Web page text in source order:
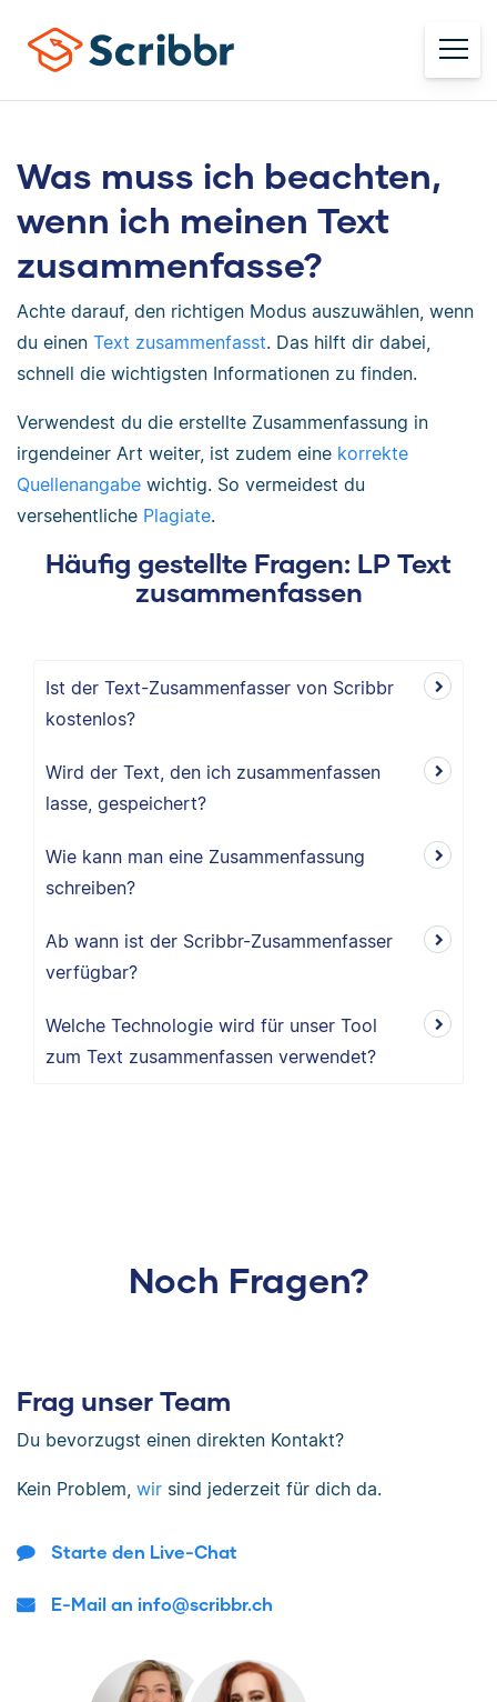
Was muss ich beachten,
wenn ich meinen Text
zusammenfasse?
Achte darauf, den richtigen Modus auszuwählen, wenn
du einen Text zusammenfasst. Das hilft dir dabei,
schnell die wichtigsten Informationen zu finden.
Verwendest du die erstellte Zusammenfassung in
irgendeiner Art weiter, ist zudem eine korrekte
Quellenangabe wichtig. So vermeidest du
versehentliche Plagiate.
Häufig gestellte Fragen: LP Text
zusammenfassen
Ist der Text-Zusammenfasser von Scribbr
kostenlos?
Wird der Text, den ich zusammenfassen
lasse, gespeichert?
Wie kann man eine Zusammenfassung
schreiben?
Ab wann ist der Scribbr-Zusammenfasser
verfügbar?
Welche Technologie wird für unser Tool
zum Text zusammenfassen verwendet?
Noch Fragen?
Frag unser Team
Du bevorzugst einen direkten Kontakt?
Kein Problem, wir sind jederzeit für dich da.
Starte den Live-Chat
E-Mail an info@scribbr.ch